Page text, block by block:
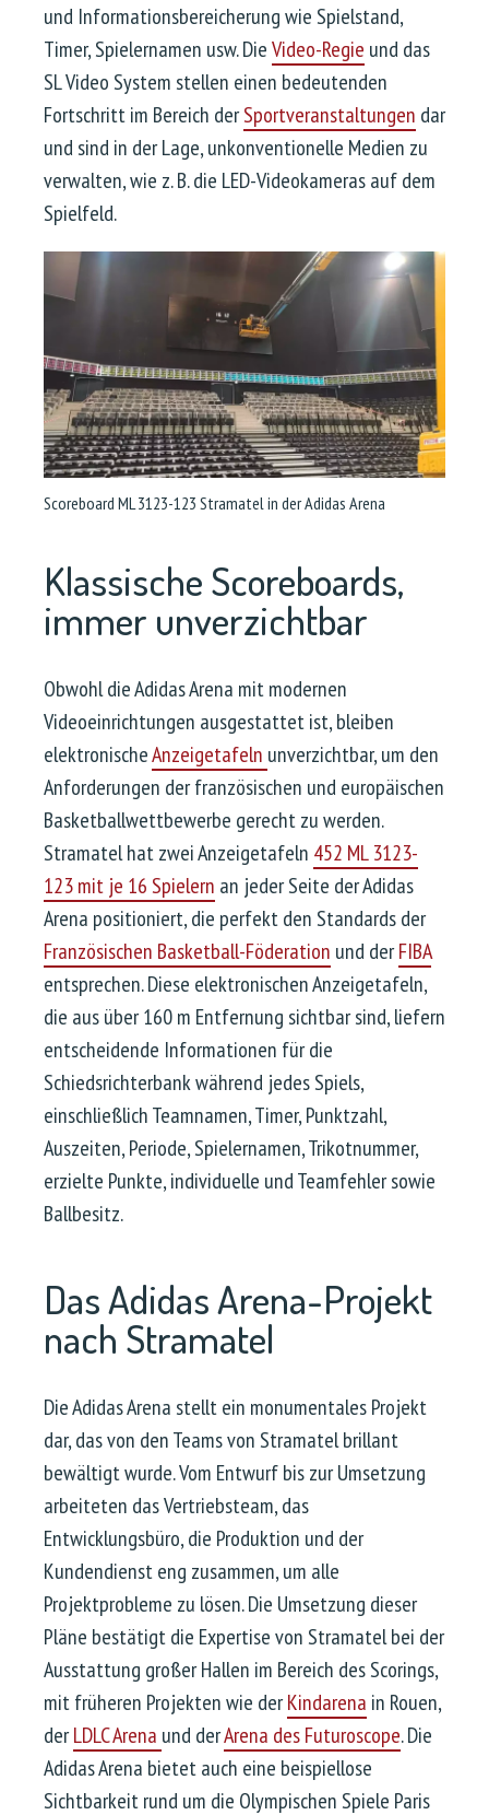
und Informationsbereicherung wie Spielstand,
Timer, Spielernamen usw. DieVideo-Regie und das
SL Video System stellen einen bedeutenden
Fortschritt im Bereich derSportveranstaltungen dar
und sind in der Lage, unkonventionelle Medien zu
verwalten, wie z. B. die LED-Videokameras auf dem
Spielfeld.
Scoreboard ML 3123-123 Stramatel in der Adidas Arena
Klassische Scoreboards,
immer unverzichtbar
Obwohl die Adidas Arena mit modernen
Videoeinrichtungen ausgestattet ist, bleiben
elektronischeAnzeigetafeln unverzichtbar, um den
Anforderungen der französischen und europäischen
Basketballwettbewerbe gerecht zu werden.
Stramatel hat zwei Anzeigetafeln 452 ML 3123-
123 mit je 16 Spielern an jeder Seite der Adidas
Arena positioniert, die perfekt den Standards der
Französischen Basketball-Föderation und derFIBA
entsprechen. Diese elektronischen Anzeigetafeln,
die aus über 160 m Entfernung sichtbar sind, liefern
entscheidende Informationen für die
Schiedsrichterbank während jedes Spiels,
einschließlich Teamnamen, Timer, Punktzahl,
Auszeiten, Periode, Spielernamen, Trikotnummer,
erzielte Punkte, individuelle und Teamfehler sowie
Ballbesitz.
Das Adidas Arena-Projekt
nach Stramatel
Die Adidas Arena stellt ein monumentales Projekt
dar, das von den Teams von Stramatel brillant
bewältigt wurde. Vom Entwurf bis zur Umsetzung
arbeiteten das Vertriebsteam, das
Entwicklungsbüro, die Produktion und der
Kundendienst eng zusammen, um alle
Projektprobleme zu lösen. Die Umsetzung dieser
Pläne bestätigt die Expertise von Stramatel bei der
Ausstattung großer Hallen im Bereich des Scorings,
mit früheren Projekten wie derKindarena in Rouen,
derLDLC Arena und derArena des Futuroscope. Die
Adidas Arena bietet auch eine beispiellose
Sichtbarkeit rund um die Olympischen Spiele Paris